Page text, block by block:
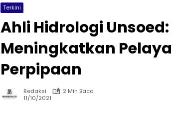
Terkini
Ahli Hidrologi
Meningkatkan
Perpipaan
Redaksi
2 Min Baca
11/10/2021